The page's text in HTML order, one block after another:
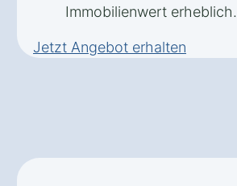
Immobilienwert erheblich.
Jetzt Angebot erhalten